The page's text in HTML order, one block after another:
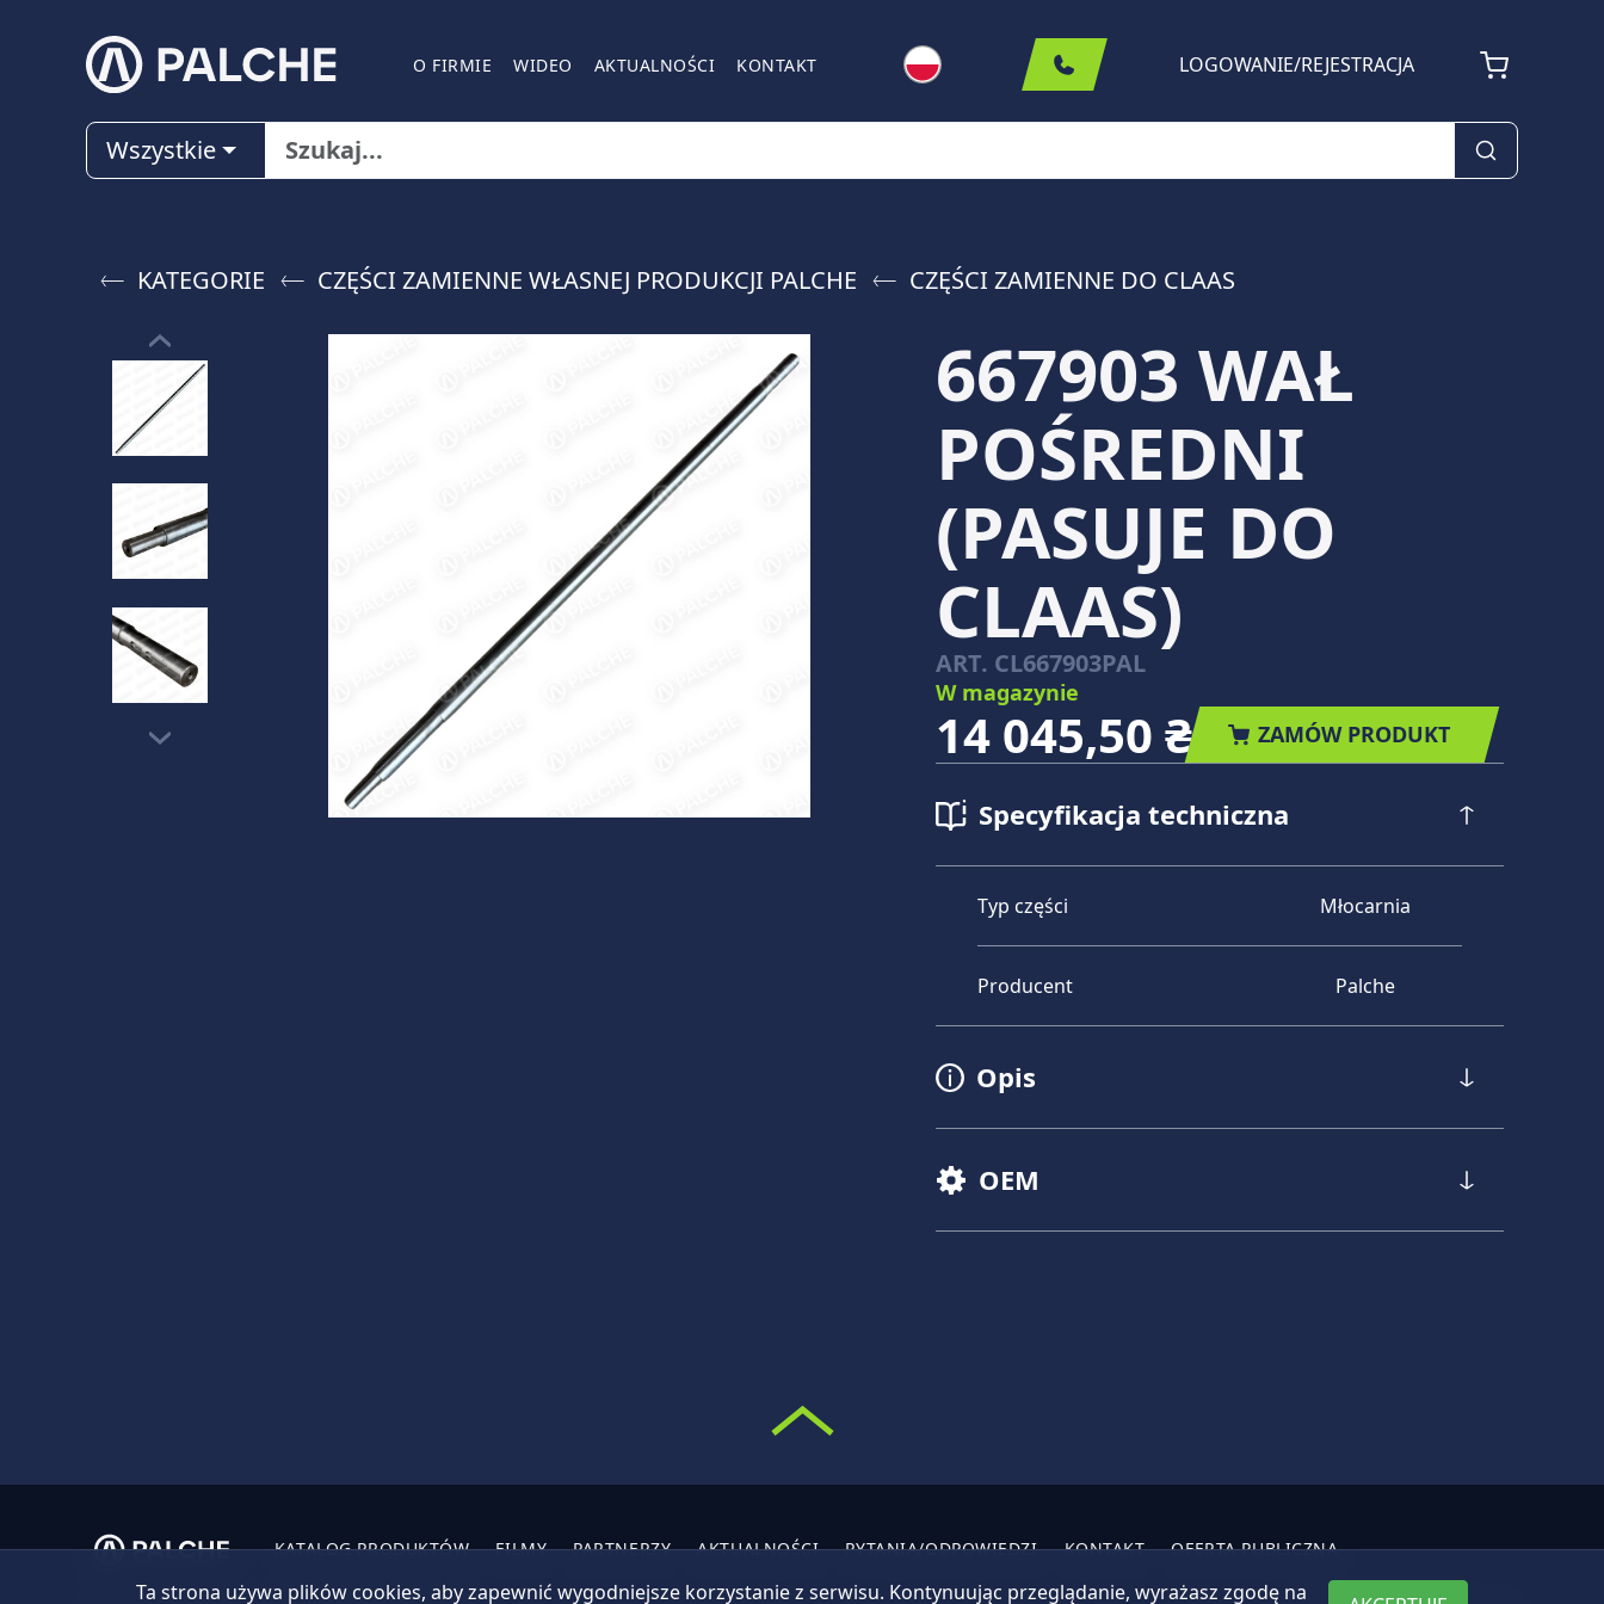
O FIRMIE WIDEO AKTUALNOŚCI KONTAKT LOGOWANIE/REJESTRACJA
Wszystkie
KATEGORIE CZĘŚCI ZAMIENNE WŁASNEJ PRODUKCJI PALCHE CZĘŚCI ZAMIENNE DO CLAAS
667903 WAŁ
POŚREDNI
(PASUJE DO
CLAAS)
ART. CL667903PAL
W magazynie
14 045,50 ₴ ZAMÓW PRODUKT
Specyfikacja techniczna
Typ części Młocarnia
Producent Palche
Opis
OEM
KATALOG PRODUKTÓW FILMY PARTNERZY AKTUALNOŚCI PYTANIA/ODPOWIEDZI KONTAKT OFERTA PUBLICZNA
Ta strona używa plików cookies, aby zapewnić wygodniejsze korzystanie z serwisu. Kontynuując przeglądanie, wyrażasz zgodę na